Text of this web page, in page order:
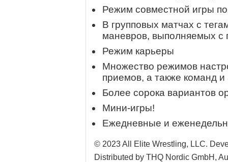
Режим совместной игры по
В групповых матчах с
маневров, выполняемых
Режим карьеры
Множество режимов
приемов, а также команд и
Более сорока вариантов
Мини-игры!
Ежедневные и
© 2023 All Elite Wrestling, LLC.
Distributed by THQ Nordic GmbH,